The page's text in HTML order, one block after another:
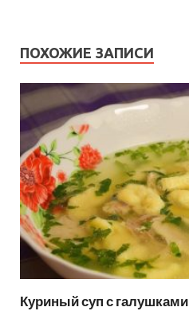
ПОХОЖИЕ ЗАПИСИ
Куриный суп с галушками